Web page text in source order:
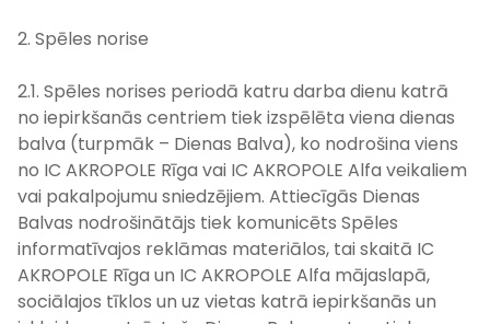
2. Spēles norise
2.1. Spēles norises periodā katru darba dienu katrā
no iepirkšanās centriem tiek izspēlēta viena dienas
balva (turpmāk – Dienas Balva), ko nodrošina viens
no IC AKROPOLE Rīga vai IC AKROPOLE Alfa veikaliem
vai pakalpojumu sniedzējiem. Attiecīgās Dienas
Balvas nodrošinātājs tiek komunicēts Spēles
informatīvajos reklāmas materiālos, tai skaitā IC
AKROPOLE Rīga un IC AKROPOLE Alfa mājaslapā,
sociālajos tīklos un uz vietas katrā iepirkšanās un